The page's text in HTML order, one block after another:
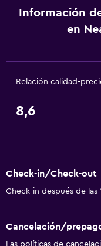
Estacionamiento y
Accesibilidad y
Secador de pelo
General
Ideal para familias
Información
en
Relación calidad-
8,6
Check-in/Check-out
Check-in después de
Cancelación/
Las políticas de